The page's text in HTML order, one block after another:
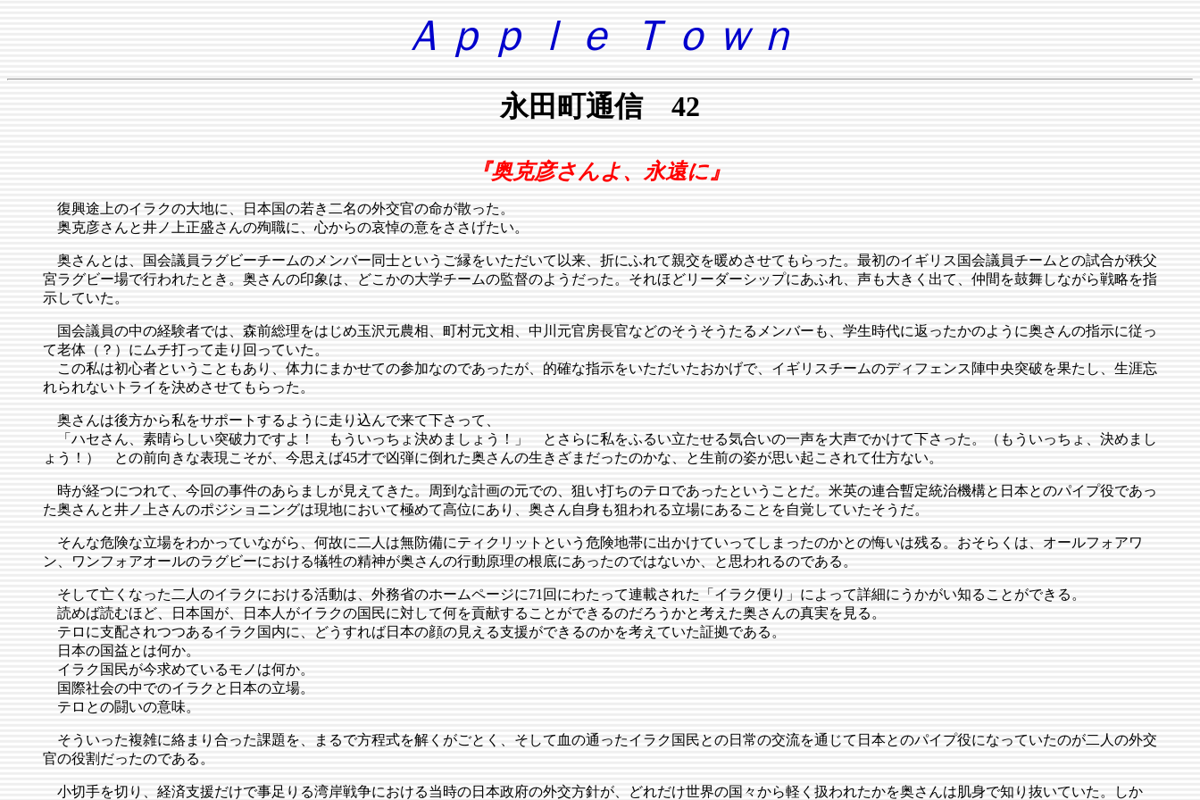
Ａｐｐｌｅ Ｔｏｗｎ
永田町通信 42
『奥克彦さんよ、永遠に』
復興途上のイラクの大地に、日本国の若き二名の外交官の命が散った。
奥克彦さんと井ノ上正盛さんの殉職に、心からの哀悼の意をささげたい。
奥さんとは、国会議員ラグビーチームのメンバー同士というご縁をいただいて以来、折にふれて親交を暖めさせてもらった。最初のイギリス国会議員チームとの試合が秩父
宮ラグビー場で行われたとき。奥さんの印象は、どこかの大学チームの監督のようだった。それほどリーダーシップにあふれ、声も大きく出て、仲間を鼓舞しながら戦略を指
示していた。
国会議員の中の経験者では、森前総理をはじめ玉沢元農相、町村元文相、中川元官房長官などのそうそうたるメンバーも、学生時代に返ったかのように奥さんの指示に従っ
て老体（？）にムチ打って走り回っていた。
この私は初心者ということもあり、体力にまかせての参加なのであったが、的確な指示をいただいたおかげで、イギリスチームのディフェンス陣中央突破を果たし、生涯忘
れられないトライを決めさせてもらった。
奥さんは後方から私をサポートするように走り込んで来て下さって、
「ハセさん、素晴らしい突破力ですよ！ もういっちょ決めましょう！」 とさらに私をふるい立たせる気合いの一声を大声でかけて下さった。（もういっちょ、決めまし
ょう！） との前向きな表現こそが、今思えば45才で凶弾に倒れた奥さんの生きざまだったのかな、と生前の姿が思い起こされて仕方ない。
時が経つにつれて、今回の事件のあらましが見えてきた。周到な計画の元での、狙い打ちのテロであったということだ。米英の連合暫定統治機構と日本とのパイプ役であっ
た奥さんと井ノ上さんのポジショニングは現地において極めて高位にあり、奥さん自身も狙われる立場にあることを自覚していたそうだ。
そんな危険な立場をわかっていながら、何故に二人は無防備にティクリットという危険地帯に出かけていってしまったのかとの悔いは残る。おそらくは、オールフォアワ
ン、ワンフォアオールのラグビーにおける犠牲の精神が奥さんの行動原理の根底にあったのではないか、と思われるのである。
そして亡くなった二人のイラクにおける活動は、外務省のホームページに71回にわたって連載された「イラク便り」によって詳細にうかがい知ることができる。
読めば読むほど、日本国が、日本人がイラクの国民に対して何を貢献することができるのだろうかと考えた奥さんの真実を見る。
テロに支配されつつあるイラク国内に、どうすれば日本の顔の見える支援ができるのかを考えていた証拠である。
日本の国益とは何か。
イラク国民が今求めているモノは何か。
国際社会の中でのイラクと日本の立場。
テロとの闘いの意味。
そういった複雑に絡まり合った課題を、まるで方程式を解くがごとく、そして血の通ったイラク国民との日常の交流を通じて日本とのパイプ役になっていたのが二人の外交
官の役割だったのである。
小切手を切り、経済支援だけで事足りる湾岸戦争における当時の日本政府の外交方針が、どれだけ世界の国々から軽く扱われたかを奥さんは肌身で知り抜いていた。しか